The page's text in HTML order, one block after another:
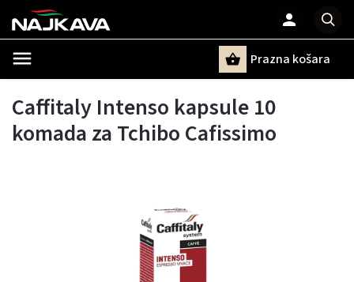
Prazna košara
Caffitaly Intenso kapsule 10
komada za Tchibo Cafissimo